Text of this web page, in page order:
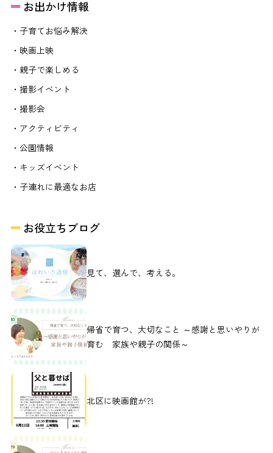
お出かけ情報
・子育てお悩み解決
・映画上映
・親子で楽しめる
・撮影イベント
・撮影会
・アクティビティ
・公園情報
・キッズイベント
・子連れに最適なお店
お役立ちブログ
見て、選んで、考える。
帰省で育つ、大切なこと ～感謝と思いやりが
育む 家族や親子の関係～
北区に映画館が?!